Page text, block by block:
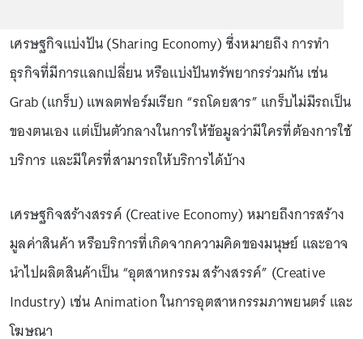
เศรษฐกิจแบ่งปัน (Sharing Economy) ซึ่งหมายถึง การทำ
ธุรกิจที่มีการแลกเปลี่ยน หรือแบ่งปันทรัพยากรร่วมกัน เช่น
Grab (แกร็บ) แพลตฟอร์มเรียก “รถโดยสาร” แกร็บไม่มีรถเป็น
ของตนเอง แต่เป็นตัวกลางในการให้ข้อมูลว่ามีใครที่ต้องการใช้
บริการ และมีใครที่สามารถให้บริการได้บ้าง
เศรษฐกิจสร้างสรรค์ (Creative Economy) หมายถึงการสร้าง
มูลค่าสินค้า หรือบริการที่เกิดจากความคิดของมนุษย์ และอาจ
นำไปผลิตสินค้าเป็น “อุตสาหกรรม สร้างสรรค์” (Creative
Industry) เช่น Animation ในการอุตสาหกรรมภาพยนตร์ และ
โฆษณา